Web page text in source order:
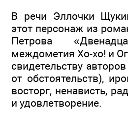
В речи Эллочки
этот персонаж из
Петрова
междометия Хо-хо! и
свидетельству
от обстоятельств),
восторг, ненависть,
и удовлетворение.